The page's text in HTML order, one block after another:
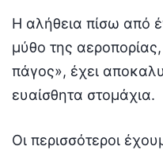
Η αλήθεια πίσω από
μύθο της
πάγος», έχει
ευαίσθητα στομάχια.
Οι περισσότεροι